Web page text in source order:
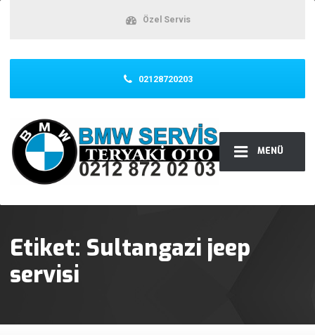
MENÜ
Özel Servis
02128720203
Etiket: Sultangazi jeep
servisi